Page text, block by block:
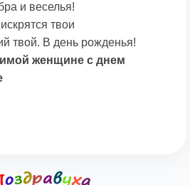
и веселья!
твои
твой. В день рожденья!
женщине с днем